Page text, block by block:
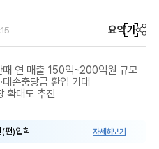
요약가
연 매출 150억~200억원 규모
손충당금 환입 기대
확대도 추진
(편)입학 자세히보기